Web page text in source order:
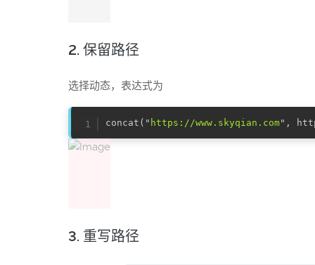
2. 保留路径
选择动态，表达式为
concat(" https://www.skyqian.com
3. 重写路径